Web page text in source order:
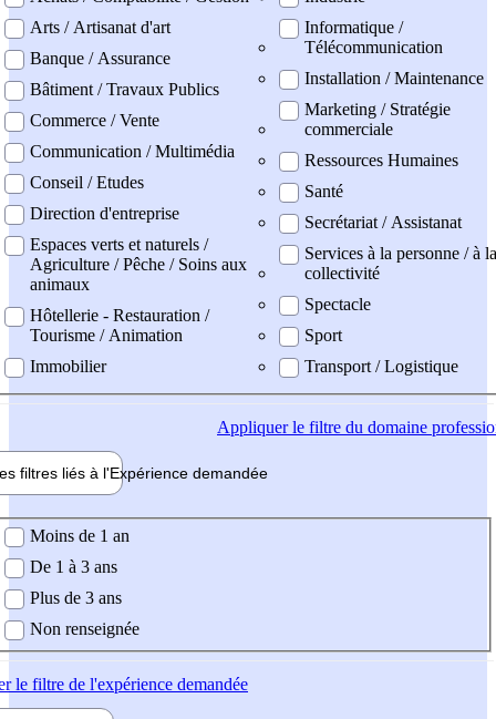
Arts / Artisanat d'art
Banque / Assurance
Bâtiment / Travaux Publics
Commerce / Vente
Communication / Multimédia
Conseil / Etudes
Direction d'entreprise
Espaces verts et naturels /
Agriculture / Pêche / Soins aux
animaux
Hôtellerie - Restauration /
Tourisme / Animation
Immobilier
Informatique /
Télécommunication
Installation / Maintenance
Marketing / Stratégie
commerciale
Ressources Humaines
Santé
Secrétariat / Assistanat
Services à la personne / à la
collectivité
Spectacle
Sport
Transport / Logistique
Appliquerle filtre du domaine
filtres liés à l'Expérience demandée
demandée
Moins de 1 an
De 1 à 3 ans
Plus de 3 ans
Non renseignée
le filtre de l'expérience demandée